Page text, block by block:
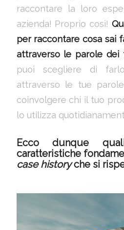
raccontare la loro
azienda! Proprio così!
per raccontare cosa sai
attraverso le parole dei
puoi scegliere di
attraverso le tue
coinvolgere chi il tuo
lo utilizza
Ecco dunque
caratteristiche
case historyche si